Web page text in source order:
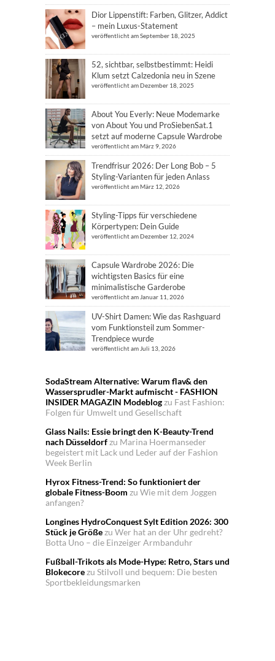
Dior Lippenstift: Farben, Glitzer, Addict
– mein Luxus-Statement
veröffentlicht am September 18, 2025
52, sichtbar, selbstbestimmt: Heidi
Klum setzt Calzedonia neu in Szene
veröffentlicht am Dezember 18, 2025
About You Everly: Neue Modemarke
von About You und ProSiebenSat.1
setzt auf moderne Capsule Wardrobe
veröffentlicht am März 9, 2026
Trendfrisur 2026: Der Long Bob – 5
Styling-Varianten für jeden Anlass
veröffentlicht am März 12, 2026
Styling-Tipps für verschiedene
Körpertypen: Dein Guide
veröffentlicht am Dezember 12, 2024
Capsule Wardrobe 2026: Die
wichtigsten Basics für eine
minimalistische Garderobe
veröffentlicht am Januar 11, 2026
UV-Shirt Damen: Wie das Rashguard
vom Funktionsteil zum Sommer-
Trendpiece wurde
veröffentlicht am Juli 13, 2026
SodaStream Alternative: Warum flav& den
Wassersprudler-Markt aufmischt - FASHION
INSIDER MAGAZIN Modeblogzu Fast Fashion:
Folgen für Umwelt und Gesellschaft
Glass Nails: Essie bringt den K-Beauty-Trend
nach Düsseldorfzu Marina Hoermanseder
begeistert mit Lack und Leder auf der Fashion
Week Berlin
Hyrox Fitness-Trend: So funktioniert der
globale Fitness-Boom zu Wie mit dem Joggen
anfangen?
Longines HydroConquest Sylt Edition 2026: 300
Stück je Größezu Wer hat an der Uhr gedreht?
Botta Uno – die Einzeiger Armbanduhr
Fußball-Trikots als Mode-Hype: Retro, Stars und
Blokecorezu Stilvoll und bequem: Die besten
Sportbekleidungsmarken